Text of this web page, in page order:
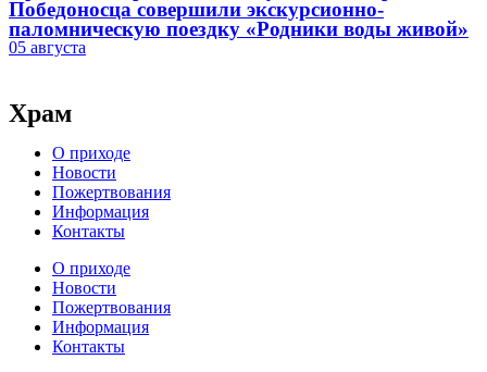
Победоносца совершили экскурсионно-
паломническую поездку «Родники воды живой»
05 августа
Храм
О приходе
Новости
Пожертвования
Информация
Контакты
О приходе
Новости
Пожертвования
Информация
Контакты